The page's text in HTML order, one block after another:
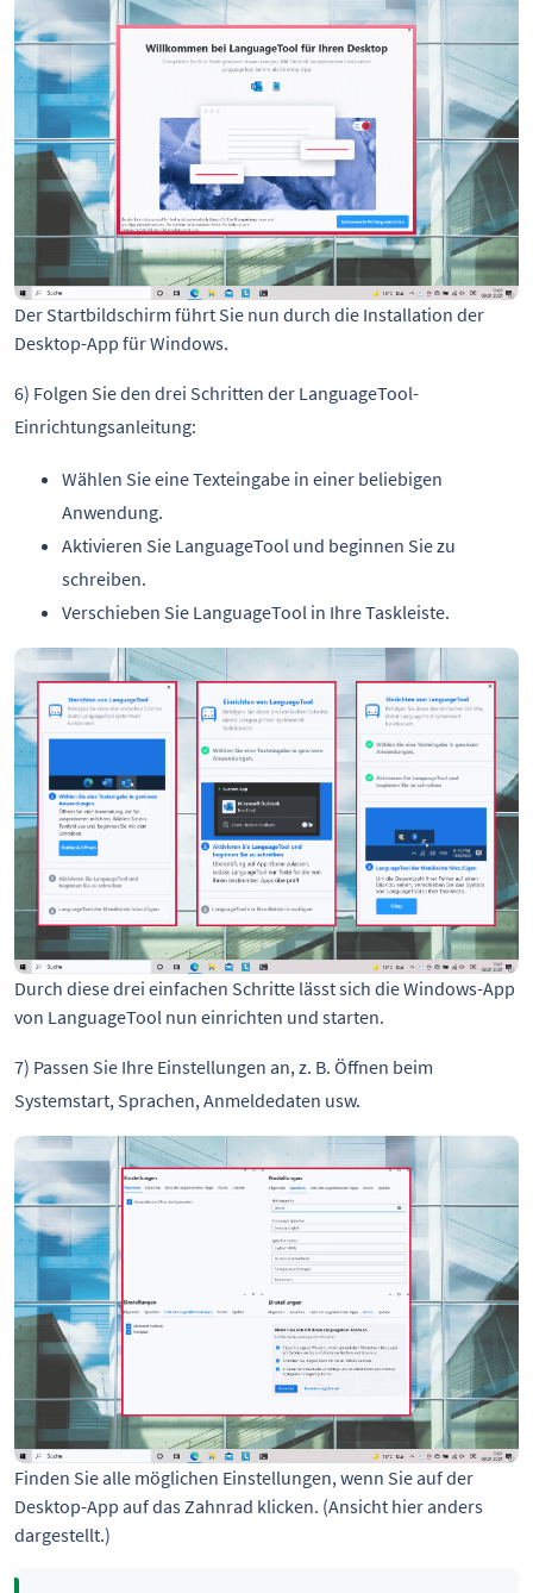
Der Startbildschirm führt Sie nun durch die Installation der
Desktop-App für Windows.
6) Folgen Sie den drei Schritten der LanguageTool-
Einrichtungsanleitung:
Wählen Sie eine Texteingabe in einer beliebigen
Anwendung.
Aktivieren Sie LanguageTool und beginnen Sie zu
schreiben.
Verschieben Sie LanguageTool in Ihre Taskleiste.
Durch diese drei einfachen Schritte lässt sich die Windows-App
von LanguageTool nun einrichten und starten.
7) Passen Sie Ihre Einstellungen an, z. B. Öffnen beim
Systemstart, Sprachen, Anmeldedaten usw.
Finden Sie alle möglichen Einstellungen, wenn Sie auf der
Desktop-App auf das Zahnrad klicken. (Ansicht hier anders
dargestellt.)